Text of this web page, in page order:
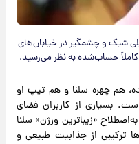
شیک و چشمگیر در خیابان‌های
حساب‌شده به نظر می‌رسید.
هم چهره سلنا و هم تیپ او
بسیاری از کاربران فضای
«زیباترین ورژن» سلنا
ترکیبی از جذابیت طبیعی و